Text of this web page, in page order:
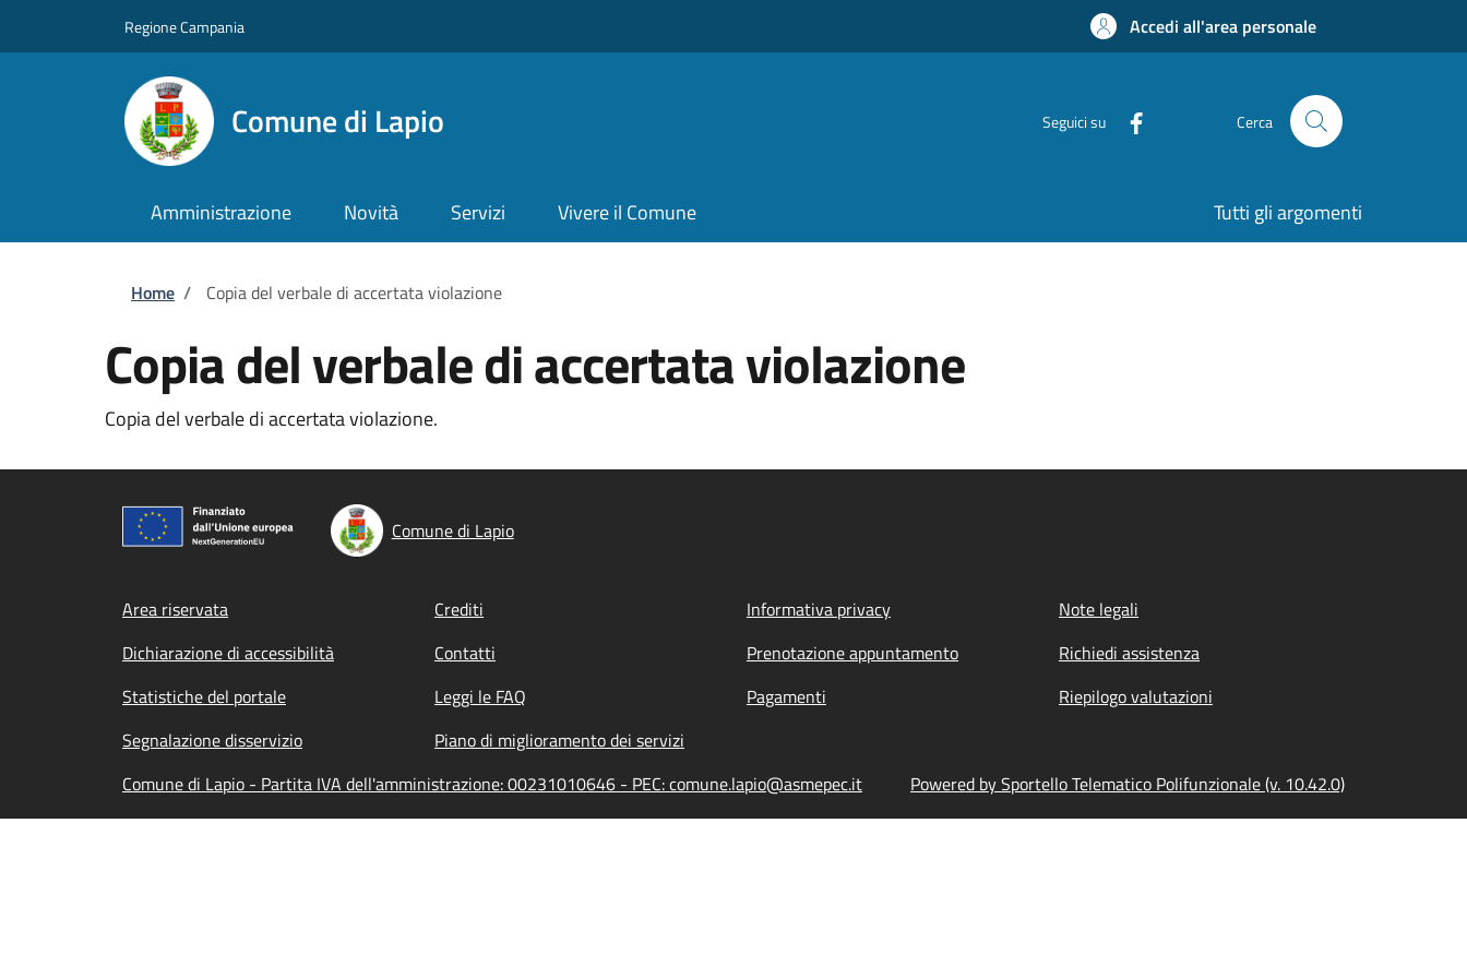
Regione Campania Accedi all'area personale
Comune di Lapio Seguici su Cerca
Amministrazione Novità Servizi Vivere il Comune Tutti gli argomenti
Briciole di pane
Home / Copia del verbale di accertata violazione
Copia del verbale di accertata violazione
Copia del verbale di accertata violazione.
Comune di Lapio
Footer menu
Area riservata Crediti Informativa privacy
Note legali
Dichiarazione di accessibilità
Contatti Prenotazione appuntamento
Richiedi assistenza
Statistiche del portale
Leggi le FAQ Pagamenti
Riepilogo valutazioni
Segnalazione disservizio
Piano di miglioramento dei servizi
Comune di Lapio - Partita IVA dell'amministrazione: 00231010646 - PEC: comune.lapio@asmepec.it
Powered by Sportello Telematico Polifunzionale (v. 10.42.0)